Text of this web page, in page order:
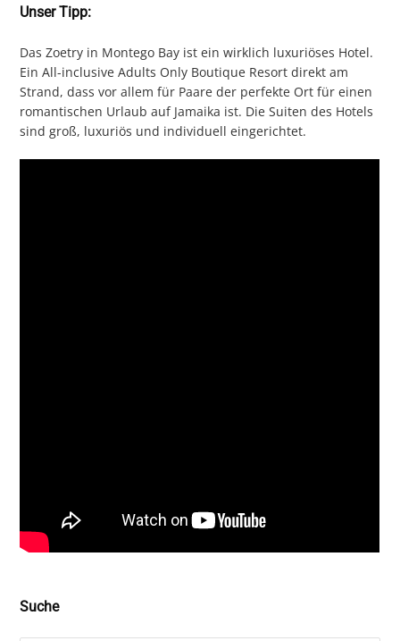
Unser Tipp:
Das Zoetry in Montego Bay ist ein wirklich luxuriöses Hotel.
Ein All-inclusive Adults Only Boutique Resort direkt am
Strand, dass vor allem für Paare der perfekte Ort für einen
romantischen Urlaub auf Jamaika ist. Die Suiten des Hotels
sind groß, luxuriös und individuell eingerichtet.
Suche